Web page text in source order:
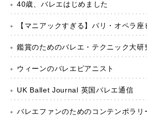
40歳、バレエはじめました
【マニアックすぎる】パリ・オペラ座
鑑賞のためのバレエ・テクニック大研
ウィーンのバレエピアニスト
UK Ballet Journal 英国バレエ通信
バレエファンのためのコンテンポラリ